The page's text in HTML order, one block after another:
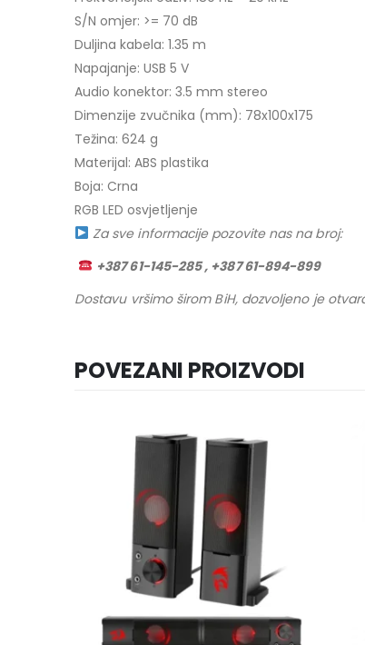
S/N omjer: >= 70 dB
Duljina kabela: 1.35 m
Napajanje: USB 5 V
Audio konektor: 3.5 mm stereo
Dimenzije zvučnika (mm): 78x100x175
Težina: 624 g
Materijal: ABS plastika
Boja: Crna
RGB LED osvjetljenje
Za sve informacije pozovite nas na broj:
+387 61-145-285 , +387 61-894-899
Dostavu vršimo širom BiH, dozvoljeno je
POVEZANI PROIZVODI